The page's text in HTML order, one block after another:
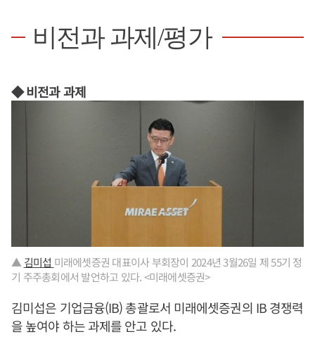
비전과 과제/평가
◆ 비전과 과제
▲ 김미섭 미래에셋증권 대표이사 부회장이 2024년 3월26일 제 55기 정
기 주주총회에서 발언하고 있다. <미래에셋증권>
김미섭은 기업금융(IB) 총괄로서 미래에셋증권의 IB 경쟁력
을 높여야 하는 과제를 안고 있다.